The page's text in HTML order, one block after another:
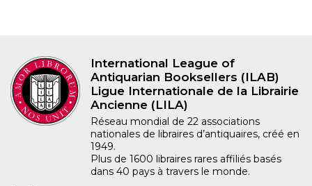
International League of
Antiquarian Booksellers (ILAB)
Ligue Internationale de la Librairie
Ancienne (LILA)
Réseau mondial de 22 associations
nationales de libraires d’antiquaires, créé en
1949.
Plus de 1600 libraires rares affiliés basés
dans 40 pays à travers le monde.